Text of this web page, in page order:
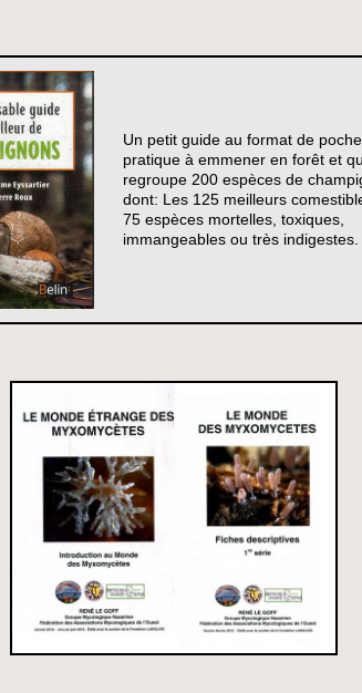
Un petit guide au format de
pratique à emmener en forêt et
regroupe 200 espèces de
dont: Les 125 meilleurs
75 espèces mortelles, toxiques,
immangeables ou très indigestes.